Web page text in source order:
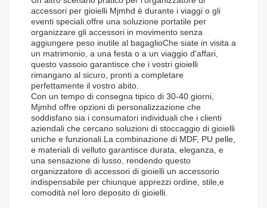
accessori per gioielli Mjmhd è durante i viaggi o gli
eventi speciali.offre una soluzione portatile per
organizzare gli accessori in movimento senza
aggiungere peso inutile al bagaglioChe siate in visita a
un matrimonio, a una festa o a un viaggio d'affari,
questo vassoio garantisce che i vostri gioielli
rimangano al sicuro, pronti a completare
perfettamente il vostro abito.
Con un tempo di consegna tipico di 30-40 giorni,
Mjmhd offre opzioni di personalizzazione che
soddisfano sia i consumatori individuali che i clienti
aziendali che cercano soluzioni di stoccaggio di gioielli
uniche e funzionali.La combinazione di MDF, PU pelle,
e materiali di velluto garantisce durata, eleganza, e
una sensazione di lusso, rendendo questo
organizzatore di accessori di gioielli un accessorio
indispensabile per chiunque apprezzi ordine, stile,e
comodità nel loro deposito di gioielli.